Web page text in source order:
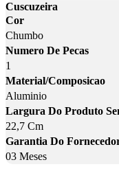
Cuscuzeira
Cor
Chumbo
Numero De Pecas
1
Material/Composicao
Aluminio
Largura Do Produto
22,7 Cm
Garantia Do
03 Meses